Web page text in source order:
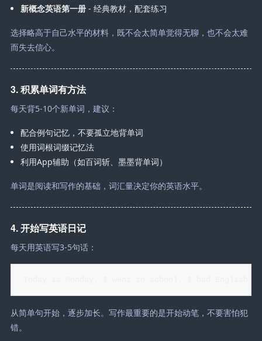
新概念英语第一册- 经典教材，配套练习
选择略高于自己水平的材料，既不会太简单觉得无聊，也不会太难
而失去信心。
3. 积累单词有方法
每天背5-10个新单词，建议：
配合例句记忆，不要孤立地背单词
使用词根词缀记忆法
利用App辅助（如百词斩、墨墨背单词）
单词是阅读和写作的基础，词汇量决定你的英语水平。
4. 开始写英语日记
每天用英语写3-5句话：
从简单句开始，逐步加长。写作最重要的是开始动笔，不要害怕犯
错。